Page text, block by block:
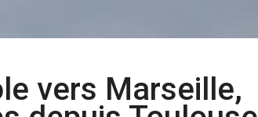
vers Marseille,